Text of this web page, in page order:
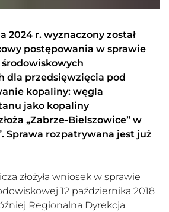
2024 r. wyznaczony został
postępowania w sprawie
dla przedsięwzięcia pod
kopaliny: węgla
jako kopaliny
„Zabrze-Bielszowice” w
Sprawa rozpatrywana jest już
złożyła wniosek w sprawie
12 października 2018
Regionalna Dyrekcja